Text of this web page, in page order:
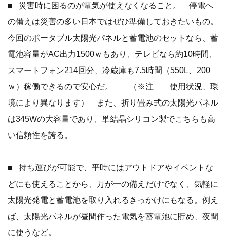
■ 災害時に困るのが電気が使えなくなること。 停電へ
の備えは災害の多い日本ではぜひ準備しておきたいもの。
今回のポータブル太陽光パネルと蓄電池のセットなら、蓄
電池容量がAC出力1500ｗもあり、テレビなら約10時間、
スマートフォン214回分、冷蔵庫も7.5時間（550L、200
ｗ）稼働できるので安心だ。 （※注 使用状況、環
境により異なります） また、折り畳み式の太陽光パネル
は345Wの大容量であり、単結晶シリコン製でこちらも高
い信頼性を誇る。
■ 持ち運びが可能で、平時にはアウトドアやイベントな
どにも使えることから、万が一の備えだけでなく、気軽に
太陽光発電と蓄電池を取り入れるきっかけにもなる。例え
ば、太陽光パネルが昼間作った電気を蓄電池に貯め、夜間
に使うなど。